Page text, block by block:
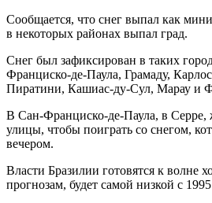
Сообщается, что снег выпал как
в некоторых районах выпал град.
Снег был зафиксирован в таких
Франциско-де-Паула, Грамаду,
Пиратини, Кашиас-ду-Сул, Марау и
В Сан-Франциско-де-Паула, в
улицы, чтобы поиграть со снегом,
вечером.
Власти Бразилии готовятся к волне
прогнозам, будет самой низкой с